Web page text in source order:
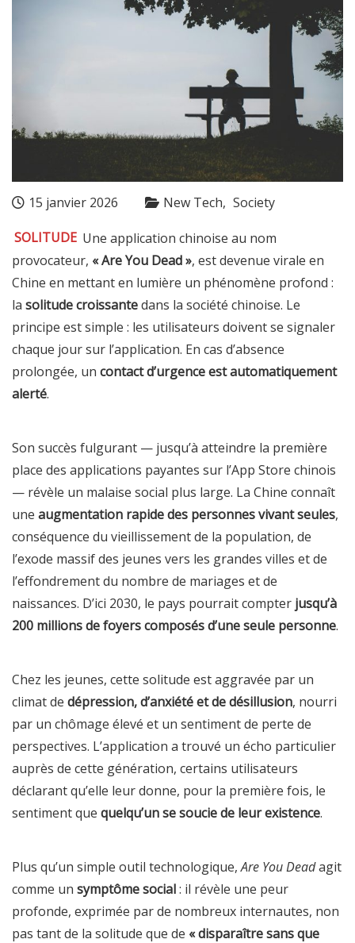
15 janvier 2026 New Tech Society
SOLITUDE Une application chinoise au nom
provocateur, « Are You Dead », est devenue virale en
Chine en mettant en lumière un phénomène profond :
la solitude croissantedans la société chinoise. Le
principe est simple : les utilisateurs doivent se signaler
chaque jour sur l’application. En cas d’absence
prolongée, un contact d’urgence est automatiquement
alerté.
Son succès fulgurant — jusqu’à atteindre la première
place des applications payantes sur l’App Store chinois
— révèle un malaise social plus large. La Chine connaît
une augmentation rapide des personnes vivant seules,
conséquence du vieillissement de la population, de
l’exode massif des jeunes vers les grandes villes et de
l’effondrement du nombre de mariages et de
naissances. D’ici 2030, le pays pourrait compter jusqu’à
200 millions de foyers composés d’une seule personne.
Chez les jeunes, cette solitude est aggravée par un
climat de dépression, d’anxiété et de désillusion, nourri
par un chômage élevé et un sentiment de perte de
perspectives. L’application a trouvé un écho particulier
auprès de cette génération, certains utilisateurs
déclarant qu’elle leur donne, pour la première fois, le
sentiment que quelqu’un se soucie de leur existence.
Plus qu’un simple outil technologique,Are You Deadagit
comme un symptôme social: il révèle une peur
profonde, exprimée par de nombreux internautes, non
pas tant de la solitude que de « disparaître sans que